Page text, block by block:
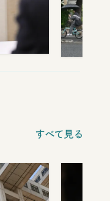
すべて見る